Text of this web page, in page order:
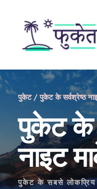
पुकेट / पुकेट के सर्वश्रेष्ठ
पुकेट के
नाइट
पुकेट के सबसे लोकप्रिय